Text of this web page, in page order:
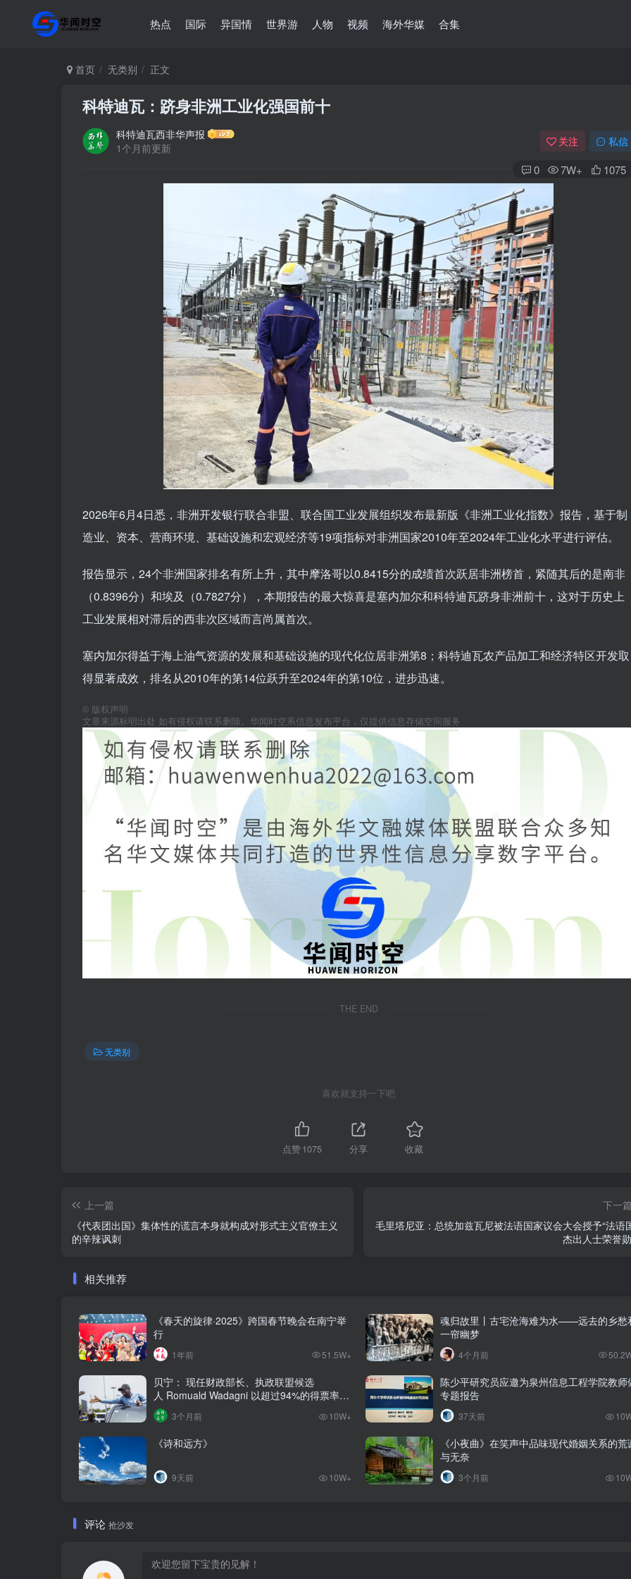
热点 国际 异国情 世界游 人物 视频 海外华媒 合集
首页 无类别 正文
科特迪瓦：跻身非洲工业化强国前十
科特迪瓦西非华声报
1个月前更新
关注 私信
0 7W+ 1075
2026年6月4日悉，非洲开发银行联合非盟、联合国工业发展组织发布最新版《非洲工业化指数》报告，基于制
造业、资本、营商环境、基础设施和宏观经济等19项指标对非洲国家2010年至2024年工业化水平进行评估。
报告显示，24个非洲国家排名有所上升，其中摩洛哥以0.8415分的成绩首次跃居非洲榜首，紧随其后的是南非
（0.8396分）和埃及（0.7827分），本期报告的最大惊喜是塞内加尔和科特迪瓦跻身非洲前十，这对于历史上
工业发展相对滞后的西非次区域而言尚属首次。
塞内加尔得益于海上油气资源的发展和基础设施的现代化位居非洲第8；科特迪瓦农产品加工和经济特区开发取
得显著成效，排名从2010年的第14位跃升至2024年的第10位，进步迅速。
© 版权声明
文章来源标明出处 如有侵权请联系删除。华闻时空系信息发布平台，仅提供信息存储空间服务
THE END
无类别
喜欢就支持一下吧
点赞1075 分享 收藏
上一篇
《代表团出国》集体性的谎言本身就构成对形式主义官僚主义
的辛辣讽刺
下一篇
毛里塔尼亚：总统加兹瓦尼被法语国家议会大会授予“法语
杰出人士荣誉
相关推荐
《春天的旋律·2025》跨国春节晚会在南宁举
行
1年前 51.5W+
魂归故里丨古宅沧海难为水——远去的乡愁
一帘幽梦
4个月前
贝宁： 现任财政部长、执政联盟候选
人‌ Romuald Wadagni 以超过94%的得票率当
选新任总统‌
3个月前 10W+
陈少平研究员应邀为泉州信息工程学院教师
专题报告
37天前
《诗和远方》
9天前 10W+
《小夜曲》在笑声中品味现代婚姻关系的荒
与无奈
3个月前
评论 抢沙发